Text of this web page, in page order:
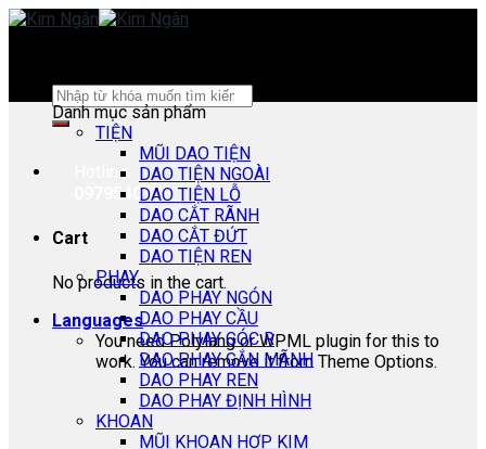
Skip
Search
for:
Hotline:
0979540178
Cart
No products in the cart.
Languages
You need Polylang or WPML plugin for this to
work. You can remove it from Theme Options.
Danh mục sản phẩm
TIỆN
MŨI DAO TIỆN
DAO TIỆN NGOÀI
DAO TIỆN LỖ
DAO CẮT RÃNH
DAO CẮT ĐỨT
DAO TIỆN REN
PHAY
DAO PHAY NGÓN
DAO PHAY CẦU
DAO PHAY GÓC R
DAO PHAY GẮN MÃNH
DAO PHAY REN
DAO PHAY ĐỊNH HÌNH
KHOAN
MŨI KHOAN HỢP KIM